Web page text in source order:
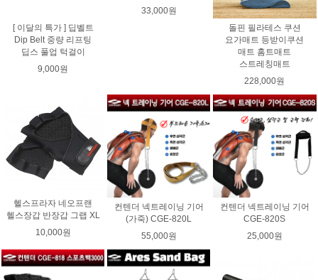
[ 이달의 특가 ] 딥벨트
Dip Belt 중량 리프팅
딥스 풀업 턱걸이
9,000원
33,000원
돌핀 필라테스 쿠션
요가매트 등받이쿠션
매트 홈트매트
스트레칭매트
228,000원
헬스프라자 네오프랜
헬스장갑 반장갑 그랩 XL
10,000원
컨텐더 넥트레이닝 기어
(가죽) CGE-820L
55,000원
컨텐더 넥트레이닝 기어
CGE-820S
25,000원